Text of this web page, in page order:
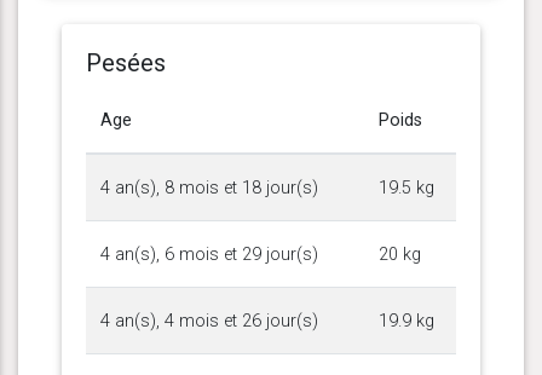
Pesées
Age Poids
4 an(s), 8 mois et 18 jour(s) 19.5 kg
4 an(s), 6 mois et 29 jour(s) 20 kg
4 an(s), 4 mois et 26 jour(s) 19.9 kg